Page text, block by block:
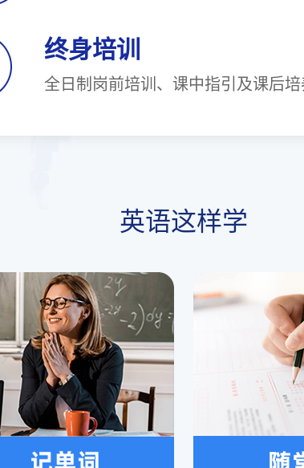
终身培训
全日制岗前培训、课中指引及课后培
英语这样学